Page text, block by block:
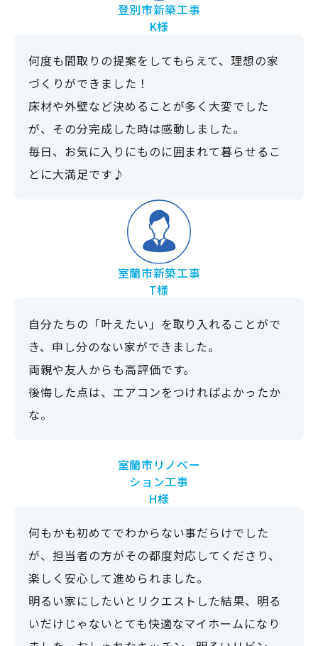
登別市新築工事
K様
何度も間取りの提案をしてもらえて、理想の家
づくりができました！
床材や外壁など決めることが多く大変でした
が、その分完成した時は感動しました。
毎日、お気に入りにものに囲まれて暮らせるこ
とに大満足です♪
室蘭市新築工事
T様
自分たちの「叶えたい」を取り入れることがで
き、申し分のない家ができました。
両親や友人からも高評価です。
後悔した点は、エアコンをつければよかったか
な。
ション工事
H様
何もかも初めてでわからない事だらけでした
が、担当者の方がその都度対応してくださり、
楽しく安心して進められました。